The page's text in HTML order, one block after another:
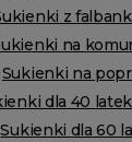
z
na
Sukienki na
dla 40 latek
Sukienki dla 60